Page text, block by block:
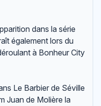
dans la série
également lors du
à Bonheur City
Le Barbier de Séville
Juan de Molière la